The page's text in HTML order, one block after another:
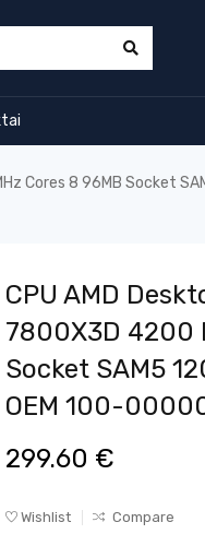
Cores 8 96MB Socket
CPU AMD
7800X3D 4200
Socket SAM5
OEM 100-
299.60 €
Wishlist Compare